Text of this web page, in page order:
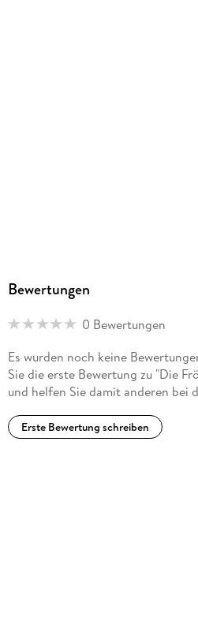
Bewertungen
0 Bewertungen
Es wurden noch keine
Sie die erste Bewertung zu "Die
und helfen Sie damit anderen bei
Erste Bewertung schreiben